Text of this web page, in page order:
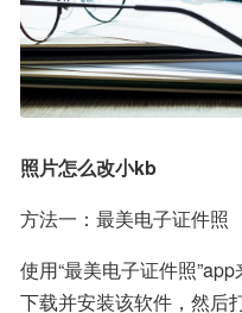
照片怎么改小kb
方法一：最美电子证件照
使用“最美电子证件照
下载并安装该软件，然后